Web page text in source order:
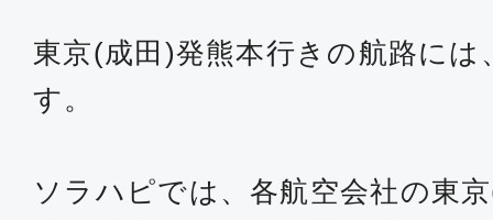
東京(成田)発熊本行きの航路に
す。
ソラハピでは、各航空会社の東